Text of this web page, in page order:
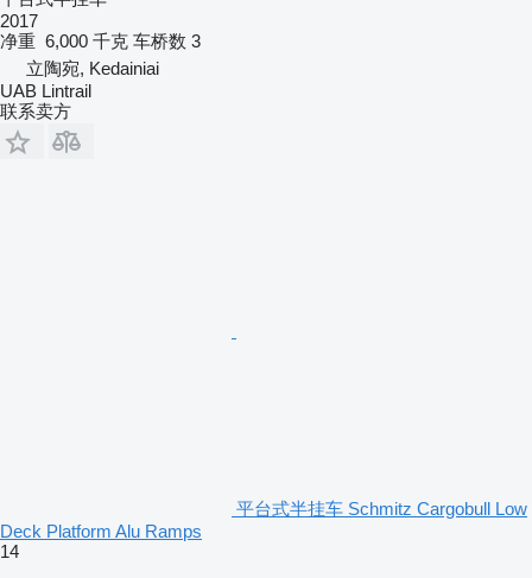
2017
净重 6,000 千克 车桥数 3
立陶宛, Kedainiai
UAB Lintrail
联系卖方
平台式半挂车 Schmitz Cargobull Low
Deck Platform Alu Ramps
14